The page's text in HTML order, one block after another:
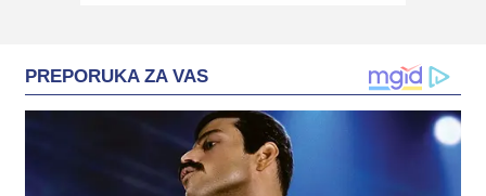
PREPORUKA ZA VAS